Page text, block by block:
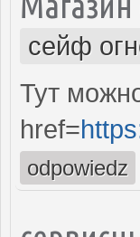
сейф
Тут
href=
odpowiedz